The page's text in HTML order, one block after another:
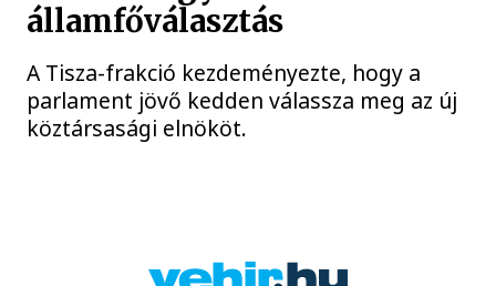
államfőválasztás
A Tisza-frakció kezdeményezte, hogy a
parlament jövő kedden válassza meg az új
köztársasági elnököt.